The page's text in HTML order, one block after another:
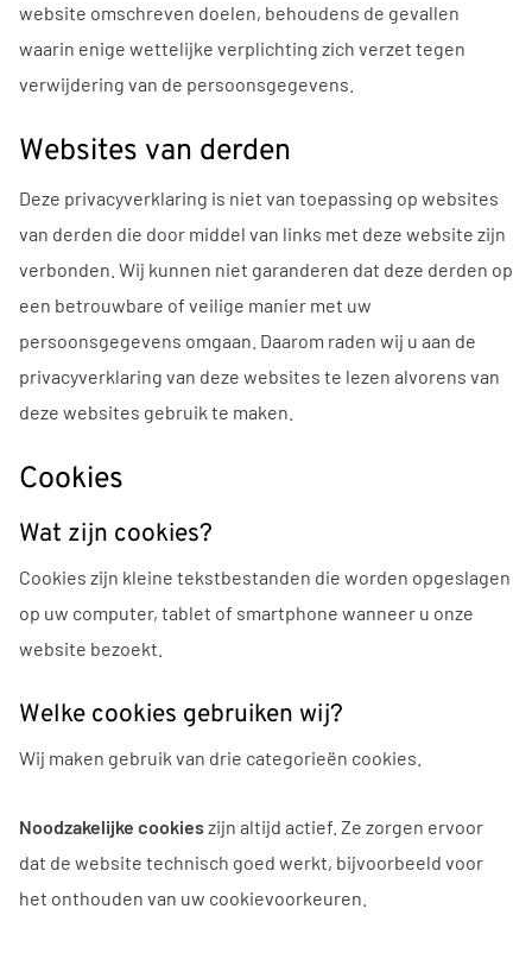
website omschreven doelen, behoudens de gevallen
waarin enige wettelijke verplichting zich verzet tegen
verwijdering van de persoonsgegevens.
Websites van derden
Deze privacyverklaring is niet van toepassing op websites
van derden die door middel van links met deze website zijn
verbonden. Wij kunnen niet garanderen dat deze derden op
een betrouwbare of veilige manier met uw
persoonsgegevens omgaan. Daarom raden wij u aan de
privacyverklaring van deze websites te lezen alvorens van
deze websites gebruik te maken.
Cookies
Wat zijn cookies?
Cookies zijn kleine tekstbestanden die worden opgeslagen
op uw computer, tablet of smartphone wanneer u onze
website bezoekt.
Welke cookies gebruiken wij?
Wij maken gebruik van drie categorieën cookies.
Noodzakelijke cookieszijn altijd actief. Ze zorgen ervoor
dat de website technisch goed werkt, bijvoorbeeld voor
het onthouden van uw cookievoorkeuren.